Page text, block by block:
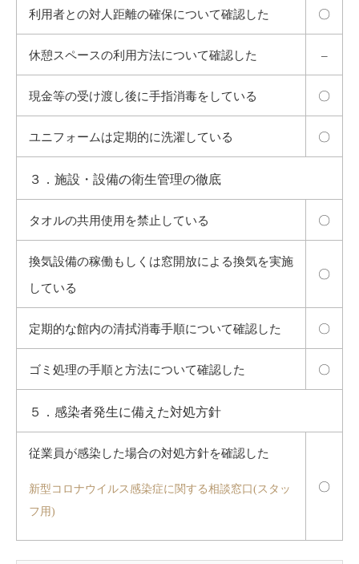
利用者との対人距離の確保について確認した 〇
休憩スペースの利用方法について確認した –
現金等の受け渡し後に手指消毒をしている 〇
ユニフォームは定期的に洗濯している 〇
３．施設・設備の衛生管理の徹底
タオルの共用使用を禁止している 〇
換気設備の稼働もしくは窓開放による換気を実施
している
〇
定期的な館内の清拭消毒手順について確認した 〇
ゴミ処理の手順と方法について確認した 〇
５．感染者発生に備えた対処方針
従業員が感染した場合の対処方針を確認した
新型コロナウイルス感染症に関する相談窓口(スタッ
フ用)
〇